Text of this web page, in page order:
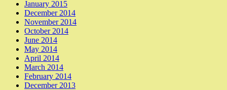
January 2015
December 2014
November 2014
October 2014
June 2014
May 2014
April 2014
March 2014
February 2014
December 2013